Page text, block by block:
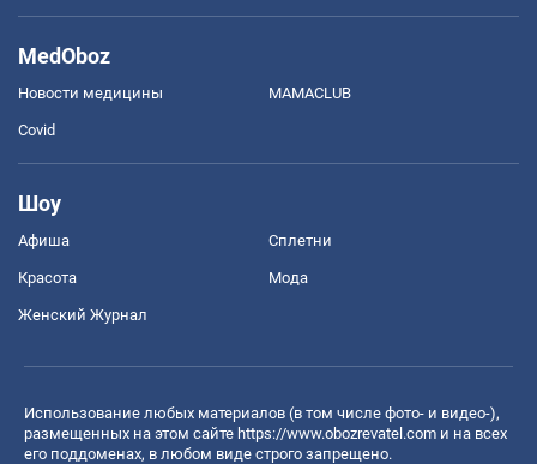
MedOboz
Новости медицины MAMACLUB
Covid
Шоу
Афиша Сплетни
Красота Мода
Женский Журнал
Использование любых материалов (в том числе фото- и видео-),
размещенных на этом сайте https://www.obozrevatel.com и на всех
его поддоменах, в любом виде строго запрещено.